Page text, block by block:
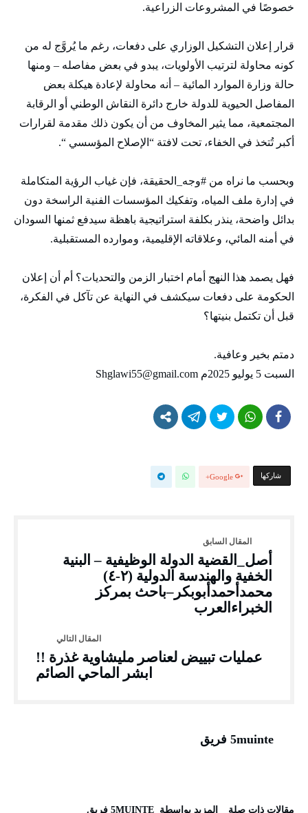
خصوصًا في المشروعات الزراعية.
قرار إعلان التشكيل الوزاري على دفعات، رغم ما يُروَّج له من
كونه محاولة لترتيب الأولويات، يبدو في بعض مفاصله – ومنها
حالة وزارة الموارد المائية – أنه محاولة لإعادة هيكلة بعض
المفاصل الحيوية للدولة خارج دائرة النقاش الوطني أو الرقابة
المجتمعية، مما يثير المخاوف من أن يكون ذلك مقدمة لقرارات
أكبر تُتخذ في الخفاء، تحت لافتة “الإصلاح المؤسسي “.
وبحسب ما نراه من #وجه_الحقيقة، فإن غياب الرؤية المتكاملة
في إدارة ملف المياه، وتفكيك المؤسسات الفنية الراسخة دون
بدائل واضحة، ينذر بكلفة استراتيجية باهظة سيدفع ثمنها السودان
في أمنه المائي، وعلاقاته الإقليمية، وموارده المستقبلية.
فهل يصمد هذا النهج أمام اختبار الزمن والتحديات؟ أم أن إعلان
الحكومة على دفعات سيكشف في النهاية عن تآكل في الفكرة،
قبل أن تكتمل بنيتها؟
دمتم بخير وعافية.
السبت 5 يوليو 2025م Shglawi55@gmail.com
‫‫ شاركها‬ Google+
أصل_القضية الدولة الوظيفية – البنية
الخفية والهندسة الدولية (٢-٤)
محمدأحمدأبوبكر–باحث بمركز
الخبراءالعرب
عمليات تبييض لعناصر مليشاوية غذرة !!
ابشر الماحي الصائم
5muinte فريق
‫مقالات ذات صلة‬ ‫‫المزيد بواسطة‬ ‬ 5MUINTE فريق